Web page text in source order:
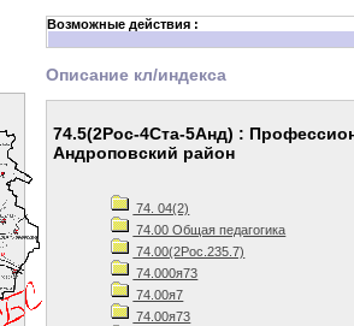
Возможные действия :
Описание кл/индекса
74.5(2Рос-4Ста-5Анд) :
Андроповский район
74. 04(2)
74.00 Общая педагогика
74.00(2Рос.235.7)
74.000я73
74.00я7
74.00я73